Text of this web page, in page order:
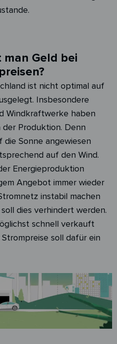
man Geld bei
ist nicht optimal auf
Insbesondere
Windkraftwerke haben
Produktion. Denn
Sonne angewiesen
auf den Wind.
Energieproduktion
Angebot immer wieder
instabil machen
dies verhindert werden.
schnell verkauft
soll dafür ein